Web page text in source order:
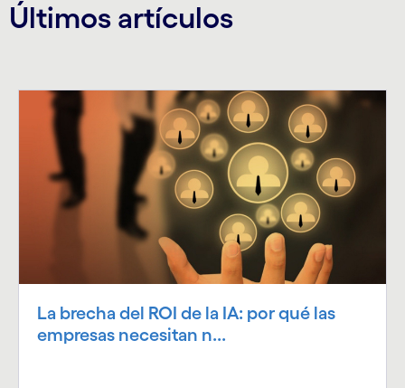
Últimos artículos
La brecha del ROI de la IA: por qué las
empresas necesitan n...